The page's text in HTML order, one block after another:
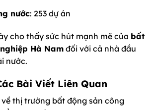
nước: 253 dự án
cho thấy sức hút mạnh mẽ của bất
Hà Nam đối với cả nhà đầu
nước.
Bài Viết Liên Quan
thị trường bất động sản công